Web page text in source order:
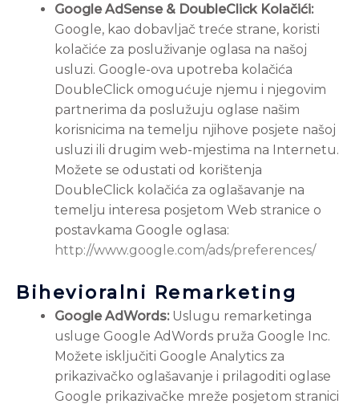
Google AdSense & DoubleClick Kolačići:
Google, kao dobavljač treće strane, koristi
kolačiće za posluživanje oglasa na našoj
usluzi. Google-ova upotreba kolačića
DoubleClick omogućuje njemu i njegovim
partnerima da poslužuju oglase našim
korisnicima na temelju njihove posjete našoj
usluzi ili drugim web-mjestima na Internetu.
Možete se odustati od korištenja
DoubleClick kolačića za oglašavanje na
temelju interesa posjetom Web stranice o
postavkama Google oglasa:
http://www.google.com/ads/preferences/
Bihevioralni Remarketing
Google AdWords:Uslugu remarketinga
usluge Google AdWords pruža Google Inc.
Možete isključiti Google Analytics za
prikazivačko oglašavanje i prilagoditi oglase
Google prikazivačke mreže posjetom stranici